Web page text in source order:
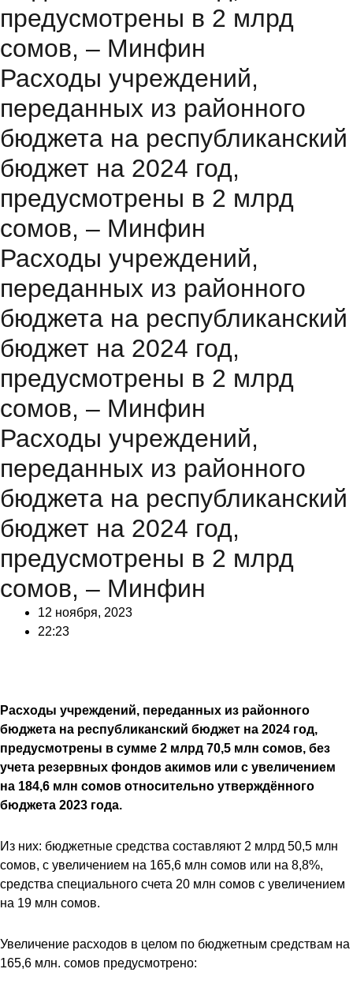
предусмотрены в 2 млрд
сомов, – Минфин
Расходы учреждений,
переданных из районного
бюджета на республиканский
бюджет на 2024 год,
предусмотрены в 2 млрд
сомов, – Минфин
Расходы учреждений,
переданных из районного
бюджета на республиканский
бюджет на 2024 год,
предусмотрены в 2 млрд
сомов, – Минфин
Расходы учреждений,
переданных из районного
бюджета на республиканский
бюджет на 2024 год,
предусмотрены в 2 млрд
сомов, – Минфин
12 ноября, 2023
22:23
Расходы учреждений, переданных из районного
бюджета на республиканский бюджет на 2024 год,
предусмотрены в сумме 2 млрд 70,5 млн сомов, без
учета резервных фондов акимов или с увеличением
на 184,6 млн сомов относительно утверждённого
бюджета 2023 года.
Из них: бюджетные средства составляют 2 млрд 50,5 млн
сомов, с увеличением на 165,6 млн сомов или на 8,8%,
средства специального счета 20 млн сомов с увеличением
на 19 млн сомов.
Увеличение расходов в целом по бюджетным средствам на
165,6 млн. сомов предусмотрено: